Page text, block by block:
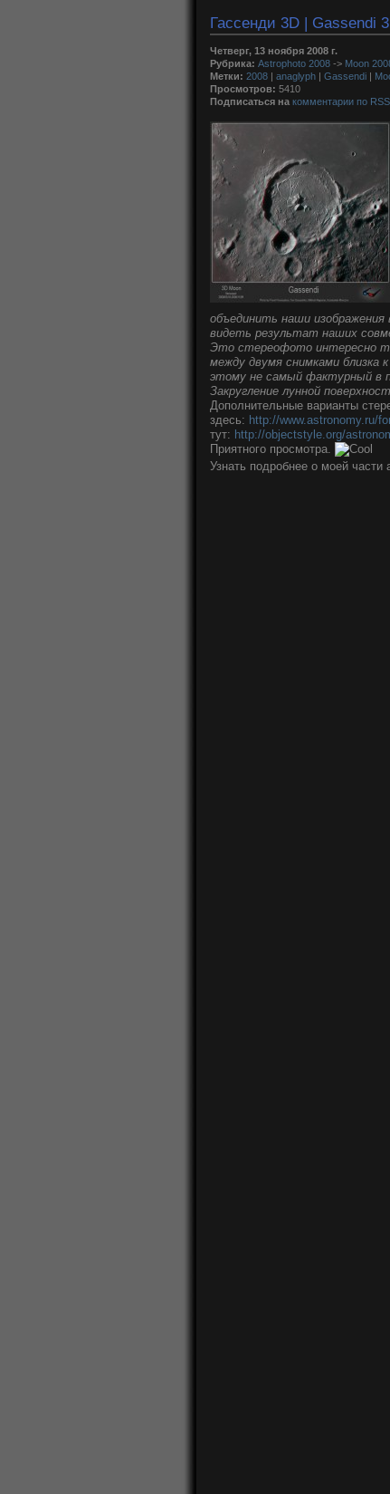
Гассенди 3D | Gassendi
Четверг, 13 ноября 2008 г.
Рубрика: Astrophoto 2008 -> Moon
Метки: 2008 | anaglyph | Gassendi |
Просмотров: 5410
Подписаться на комментарии по RSS
объединить наши
видеть результат наших
Это стереофото интересно
между двумя снимками близка
этому не самый фактурный в
Закругление лунной
Дополнительные варианты
здесь: http://www.astronomy.ru/
тут: http://objectstyle.org/
Приятного просмотра.
Узнать подробнее о моей